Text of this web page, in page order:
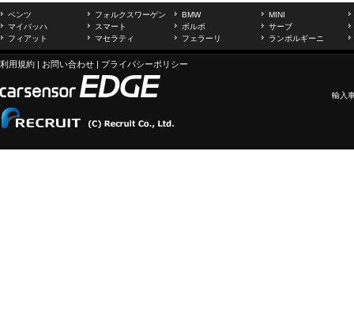
ベンツ フォルクスワーゲン BMW
MINI
マイバッハ
スマート ボルボ
サーブ
フィアット
マセラティ フェラーリ ランボルギーニ
利用規約 | お問い合わせ | プライバシーポリシー
輸入